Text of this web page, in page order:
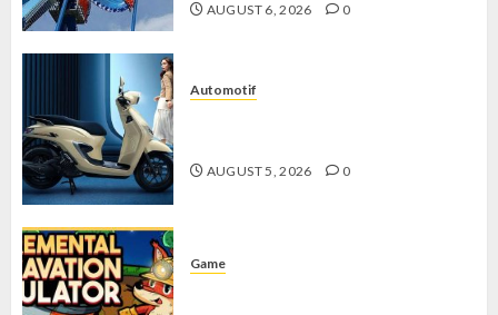
AUGUST 6, 2026 0
Automotif
AUGUST 5, 2026 0
Game